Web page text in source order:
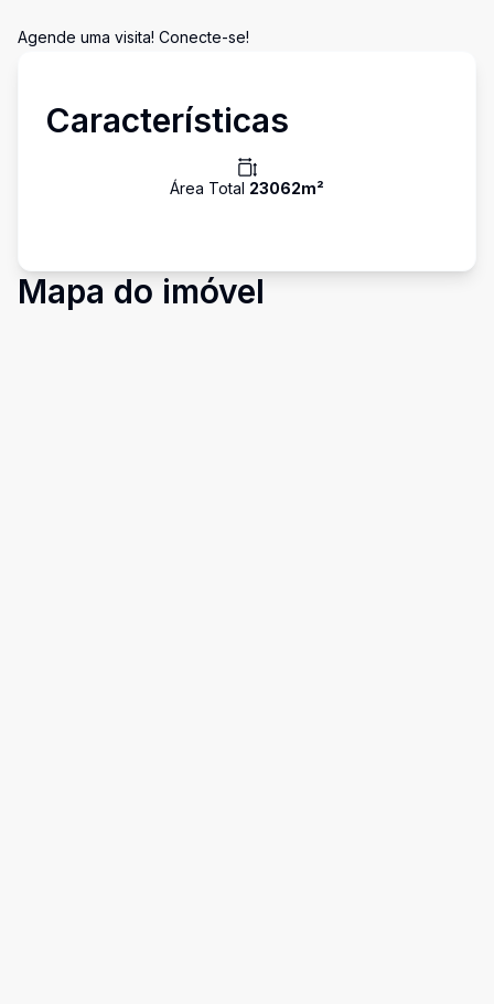
Agende uma visita! Conecte-se!
Características
Área Total 23062m²
Mapa do imóvel